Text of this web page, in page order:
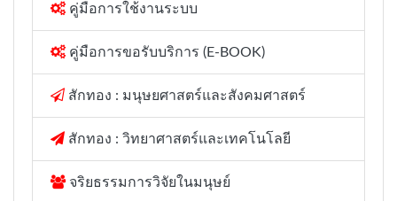
คู่มือการใช้งานระบบ
คู่มือการขอรับบริการ (E-BOOK)
สักทอง : มนุษยศาสตร์และสังคมศาสตร์
สักทอง : วิทยาศาสตร์และเทคโนโลยี
จริยธรรมการวิจัยในมนุษย์